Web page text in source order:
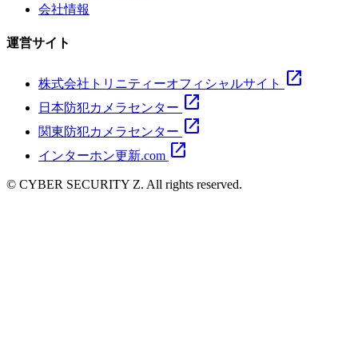
会社情報
運営サイト
株式会社トリニティーオフィシャルサイト open_in_new
日本防犯カメラセンター open_in_new
関東防犯カメラセンター open_in_new
インターホン更新.com open_in_new
© CYBER SECURITY Z. All rights reserved.